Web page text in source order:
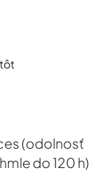
(odolnosť
do 120 h)